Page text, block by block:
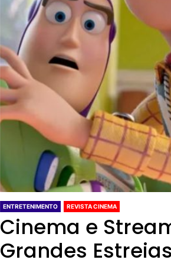
ENTRETENIMENTO REVISTA CINEMA
Cinema e
Grandes